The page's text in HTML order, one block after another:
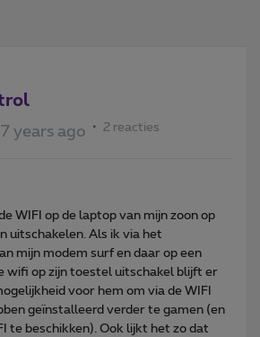
years ago 2 reacties
WIFI op de laptop van mijn zoon op
uitschakelen. Als ik via het
mijn modem surf en daar op een
wifi op zijn toestel uitschakel blijft er
voor hem om via de WIFI
geïnstalleerd verder te gamen (en
te beschikken). Ook lijkt het zo dat